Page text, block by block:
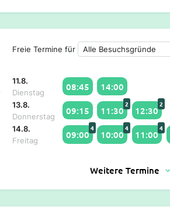
Freie Termine für
11.8.
Dienstag
08:45 14:00
13.8.
Donnerstag
09:15 11:30
2
12:30
2
14.8.
Freitag
09:00
4
10:00
4
11:00
4
Weitere Termine